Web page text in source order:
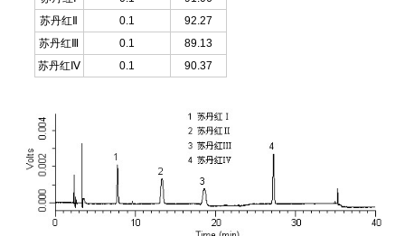
苏丹红Ⅱ 0.1
92.27
苏丹红Ⅲ 0.1
89.13
苏丹红Ⅳ 0.1 90.37